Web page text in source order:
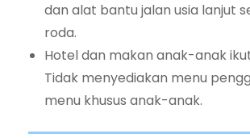
dan alat bantu jalan usia lanjut
roda.
Hotel dan makan anak-anak
Tidak menyediakan menu
menu khusus anak-anak.